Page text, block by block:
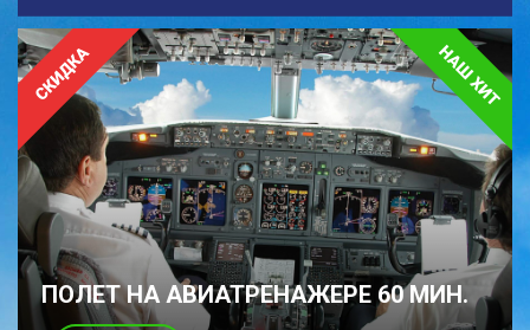
ПОЛЕТ НА АВИАТРЕНАЖЕРЕ 60 МИН.